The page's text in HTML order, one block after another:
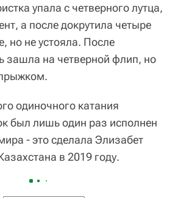
упала с четверного лутца,
а после докрутила четыре
но не устояла. После
зашла на четверной флип, но
одиночного катания
был лишь один раз исполнен
- это сделала Элизабет
в 2019 году.